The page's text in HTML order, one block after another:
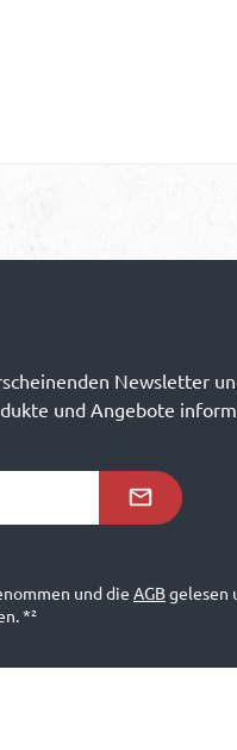
Newsletter
und Angebote
und die AGBgelesen
*²